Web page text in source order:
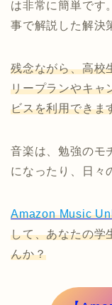
は非常に簡単です
事で解説した解決
残念ながら、高校
リープランやキャ
ビスを利用できま
音楽は、勉強のモ
になったり、日々
Amazon Music
して、あなたの学
んか？